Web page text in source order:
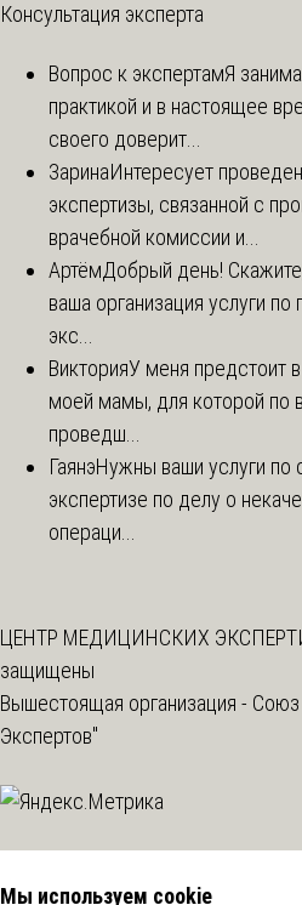
Консультация эксперта
Вопрос к экспертамЯ
практикой и в настоящее
своего доверит...
ЗаринаИнтересует
экспертизы, связанной с
врачебной комиссии и...
АртёмДобрый день!
ваша организация услуги
экс...
ВикторияУ меня предстоит
моей мамы, для которой по
проведш...
ГаянэНужны ваши услуги по
экспертизе по делу о
операци...
ЦЕНТР МЕДИЦИНСКИХ
защищены
Вышестоящая организация -
Экспертов"
Мы используем cookie